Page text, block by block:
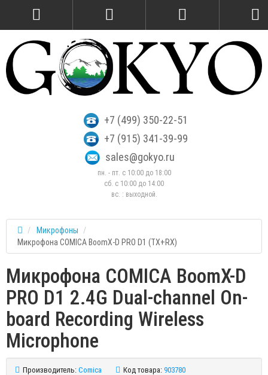
+7 (499) 350-22-51
+7 (915) 341-39-99
sales@gokyo.ru
пн. - пт. с 10:00 до 18:00
сб. c 10:00 до 14:00
вс. : выходной.
Микрофоны
Микрофона COMICA BoomX-D PRO D1 (TX+RX)
Микрофона COMICA BoomX-D
PRO D1 2.4G Dual-channel On-
board Recording Wireless
Microphone
Производитель: Comica Код товара: 903780